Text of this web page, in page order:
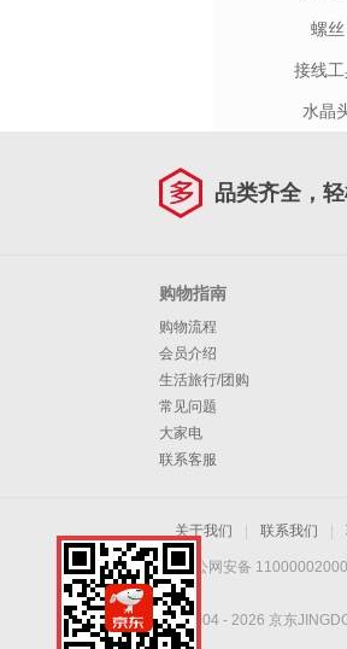
螺丝
接线
水晶
品类齐全，
购物指南
购物流程
会员介绍
生活旅行/团购
常见问题
大家电
联系客服
关于我们 联系我们
京公网安备
Copyright © 2004 - 2026 京东